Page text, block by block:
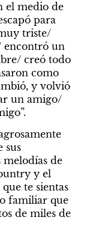
el medio de
para
triste/
encontró un
creó todo
como
y volvió
un amigo/
sus
melodías de
y el
te sientas
familiar que
de miles de